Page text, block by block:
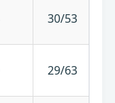
30/53
29/63